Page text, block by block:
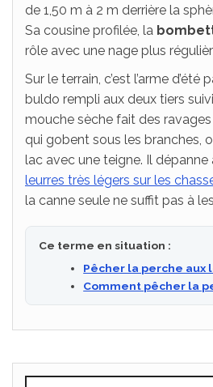
de 1,50 m à 2 m derrière la
Sa cousine profilée, la
rôle avec une nage plus
Sur le terrain, c’est l’arme d’été
buldo rempli aux deux tiers
mouche sèche fait des
qui gobent sous les branches,
lac avec une teigne. Il dépanne
leurres très légers sur les
la canne seule ne suffit pas à
Ce terme en situation :
Pêcher la perche aux
Comment pêcher la